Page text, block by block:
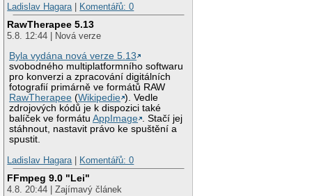
Ladislav Hagara
Komentářů: 0
RawTherapee 5.13
5.8. 12:44 | Nová verze
Byla vydána nová verze 5.13
svobodného multiplatformního softwaru
pro konverzi a zpracování digitálních
fotografií primárně ve formátů RAW
RawTherapee (Wikipedie ). Vedle
zdrojových kódů je k dispozici také
balíček ve formátuAppImage . Stačí jej
stáhnout, nastavit právo ke spuštění a
spustit.
Ladislav Hagara
Komentářů: 0
FFmpeg 9.0 "Lei"
4.8. 20:44 | Zajímavý článek